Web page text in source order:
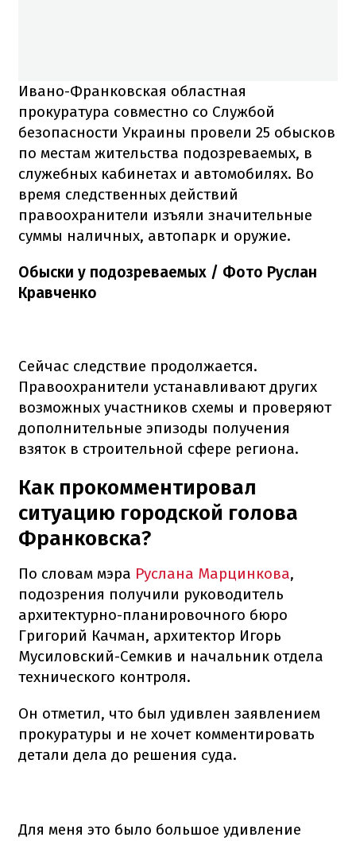
Ивано-Франковская областная
прокуратура совместно со Службой
безопасности Украины провели 25 обысков
по местам жительства подозреваемых, в
служебных кабинетах и автомобилях. Во
время следственных действий
правоохранители изъяли значительные
суммы наличных, автопарк и оружие.
Обыски у подозреваемых / Фото Руслан
Кравченко
Сейчас следствие продолжается.
Правоохранители устанавливают других
возможных участников схемы и проверяют
дополнительные эпизоды получения
взяток в строительной сфере региона.
Как прокомментировал
ситуацию городской голова
Франковска?
По словам мэра Руслана Марцинкова,
подозрения получили руководитель
архитектурно-планировочного бюро
Григорий Качман, архитектор Игорь
Мусиловский-Семкив и начальник отдела
технического контроля.
Он отметил, что был удивлен заявлением
прокуратуры и не хочет комментировать
детали дела до решения суда.
Для меня это было большое удивление